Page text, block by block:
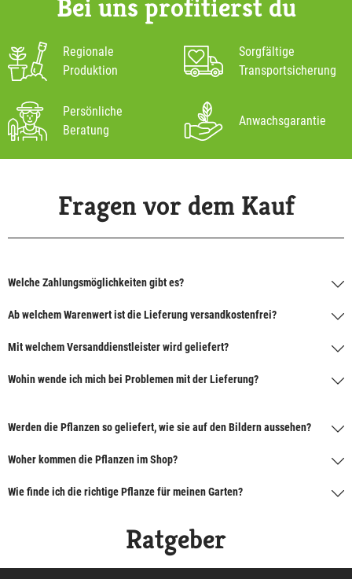
Bei uns profitierst du
Regionale
Produktion
Sorgfältige
Transportsicherung
Persönliche
Beratung
Anwachsgarantie
Fragen vor dem Kauf
Welche Zahlungsmöglichkeiten gibt es?
Ab welchem Warenwert ist die Lieferung versandkostenfrei?
Mit welchem Versanddienstleister wird geliefert?
Wohin wende ich mich bei Problemen mit der Lieferung?
Werden die Pflanzen so geliefert, wie sie auf den Bildern aussehen?
Woher kommen die Pflanzen im Shop?
Wie finde ich die richtige Pflanze für meinen Garten?
Ratgeber